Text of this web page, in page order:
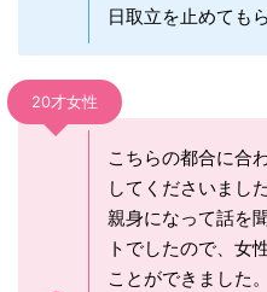
日取立を止めても
20才女性
こちらの都合に合
してくださいました
親身になって話を
トでしたので、女
ことができました。